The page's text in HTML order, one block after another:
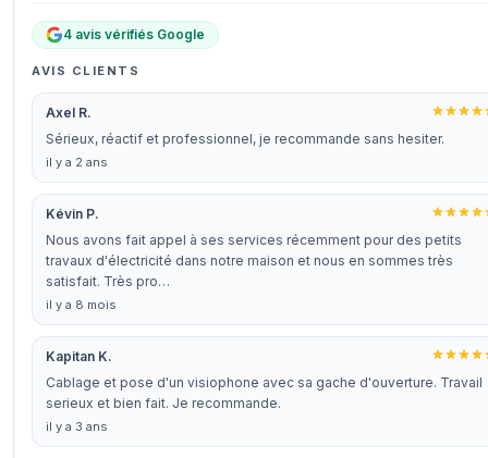
4 avis vérifiés Google
AVIS CLIENTS
Axel R.
Sérieux, réactif et professionnel, je recommande sans hesiter.
il y a 2 ans
Kévin P.
Nous avons fait appel à ses services récemment pour des petits
travaux d'électricité dans notre maison et nous en sommes très
satisfait. Très pro…
il y a 8 mois
Kapitan K.
Cablage et pose d'un visiophone avec sa gache d'ouverture. Travail
serieux et bien fait. Je recommande.
il y a 3 ans